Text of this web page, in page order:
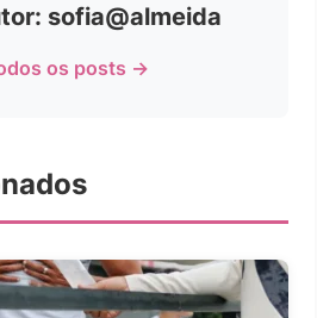
sofia@almeida
os posts →